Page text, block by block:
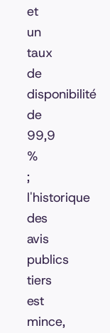
et
un
taux
de
disponibilité
de
99,9
%
;
l'historique
des
avis
publics
tiers
est
mince,